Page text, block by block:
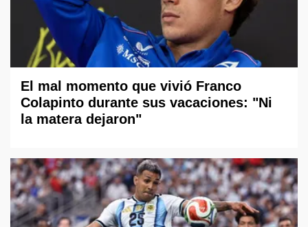
El mal momento que vivió Franco
Colapinto durante sus vacaciones: "Ni
la matera dejaron"